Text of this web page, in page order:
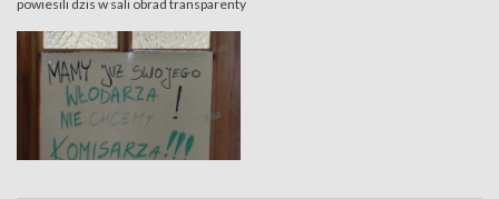
powiesili dzis w sali obrad transparenty